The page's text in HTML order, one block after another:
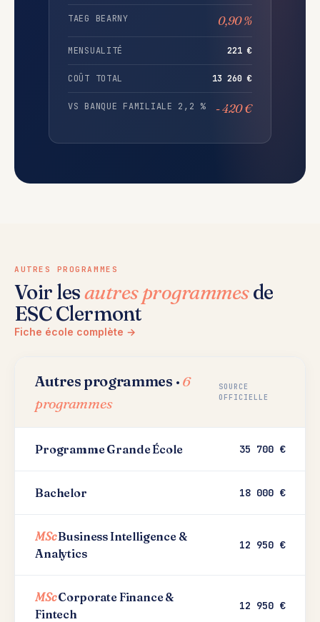
TAEG BEARNY 0,90 %
MENSUALITÉ 221 €
COÛT TOTAL 13 260 €
VS BANQUE FAMILIALE 2,2 % - 420 €
AUTRES PROGRAMMES
Voir lesautres programmesde
ESC Clermont
Fiche école complète →
Autres programmes · 6
programmes
SOURCE
OFFICIELLE
Programme Grande École 35 700 €
Bachelor 18 000 €
MScBusiness Intelligence &
Analytics
12 950 €
MScCorporate Finance &
Fintech
12 950 €